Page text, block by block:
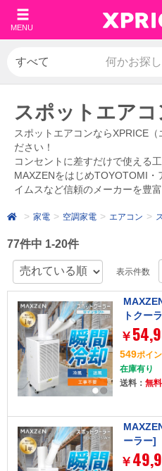
MENU
スポットエアコ
スポットエアコンならXPRICE
ださい！
コンセントに差すだけで使える
MAXZENをはじめTOYOTOMI
イムスなど信頼のメーカーを豊
家電 空調家電 エアコン
77件中 1-20件
表示件数
トクー
￥
549ポイ
在庫有り
送料： 無料
ーラー]
￥